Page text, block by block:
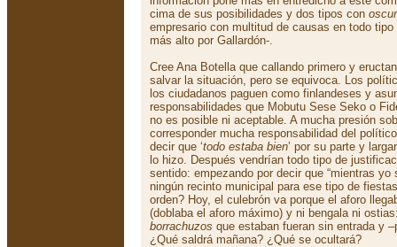
cima de sus posibilidades y dos tipos con
empresario con multitud de causas en todo
más alto por Gallardón-.
Cree Ana Botella que callando primero y
salvar la situación, pero se equivoca. Los
los ciudadanos paguen como finlandeses y
responsabilidades que Mobutu Sese Seko o
no es posible ni aceptable. A mucha presión
corresponder mucha responsabilidad del
decir que ‘todo estaba bien’ por su parte y
lo hizo. Después vendrían todo tipo de
sentido: empezando por decir que “mientras yo
ningún recinto municipal para ese tipo de
orden? Hoy, el culebrón va porque el aforo
(doblaba el aforo máximo) y ni bengala ni
borrachuzos que estaban fueran sin entrada y
¿Qué saldrá mañana? ¿Qué se ocultará?